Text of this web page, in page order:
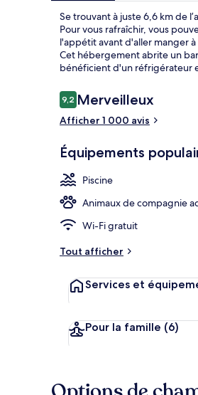
Se trouvant à juste 6,6 km de
Pour vous rafraîchir, vous
l'appétit avant d'aller manger
Cet hébergement abrite un
bénéficient d'un réfrigérateur
Avis
voyageurs
9,29,2 sur 10
Merveilleux
Afficher 1 000 avis
Équipements
Piscine
Animaux de compagnie
Wi-Fi gratuit
Tout afficher
Services et
Pour la famille (6)